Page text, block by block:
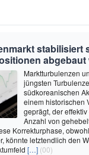
stabilisiert
abgebaut
Marktturbulenzen
jüngsten
südkoreanischen
einem historischen
geprägt, der
Anzahl von
Korrekturphase,
könnte letztendlich den
[…] (00)